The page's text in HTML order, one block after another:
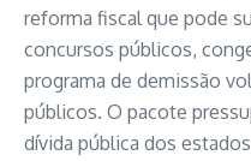
reforma fiscal que pode
concursos públicos,
programa de demissão
públicos. O pacote
dívida pública dos